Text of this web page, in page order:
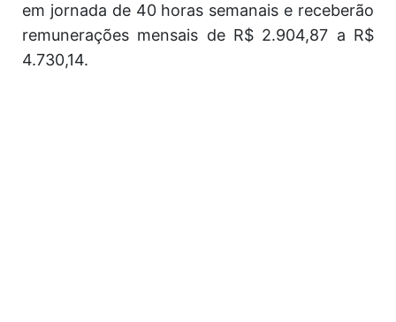
em jornada de 40 horas semanais e receberão
remunerações mensais de R$ 2.904,87 a R$
4.730,14.